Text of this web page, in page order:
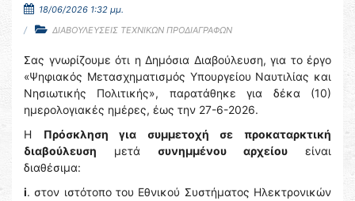
18/06/2026 1:32 μμ.
ΔΙΑΒΟΥΛΕΥΣΕΙΣ ΤΕΧΝΙΚΩΝ ΠΡΟΔΙΑΓΡΑΦΩΝ
Σας γνωρίζουμε ότι η Δημόσια Διαβούλευση, για το έργο
«Ψηφιακός Μετασχηματισμός Υπουργείου Ναυτιλίας και
Νησιωτικής Πολιτικής», παρατάθηκε για δέκα (10)
ημερολογιακές ημέρες, έως την 27-6-2026.
Η Πρόσκληση για συμμετοχή σε προκαταρκτική
διαβούλευση μετά συνημμένου αρχείου είναι
διαθέσιμα:
i. στον ιστότοπο του Εθνικού Συστήματος Ηλεκτρονικών